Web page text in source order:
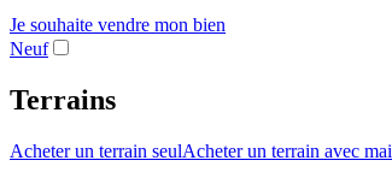
Je souhaite vendre mon bien
Neuf
Terrains
Acheter un terrain seulAcheter un terrain avec